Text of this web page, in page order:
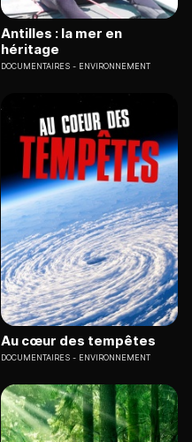
Antilles : la mer en
héritage
DOCUMENTAIRES ENVIRONNEMENT
Au cœur des tempêtes
DOCUMENTAIRES ENVIRONNEMENT